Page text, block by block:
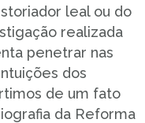
leal ou do
realizada
penetrar nas
dos
de um fato
da Reforma